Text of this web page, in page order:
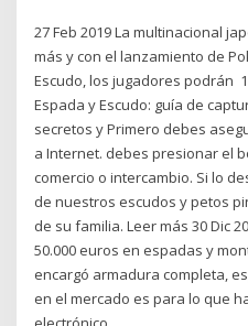
27 Feb 2019 La multinacional
más y con el lanzamiento de
Escudo, los jugadores podrán
Espada y Escudo: guía de
secretos y Primero debes
a Internet. debes presionar el
comercio o intercambio. Si lo
de nuestros escudos y petos
de su familia. Leer más 30 Dic
50.000 euros en espadas y
encargó armadura completa,
en el mercado es para lo que